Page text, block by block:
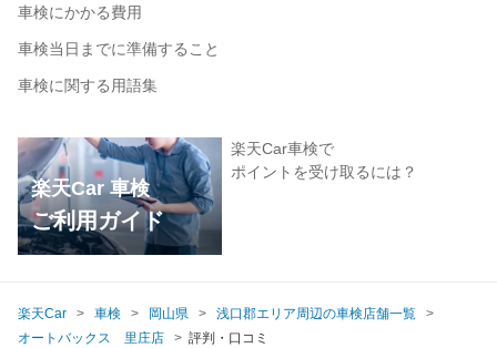
車検にかかる費用
車検当日までに準備すること
車検に関する用語集
楽天Car 車検
ご利用ガイド
楽天Car車検で
ポイントを受け取るには？
楽天Car 車検 岡山県
浅口郡エリア周辺の車検店舗一覧
オートバックス 里庄店
評判・口コミ